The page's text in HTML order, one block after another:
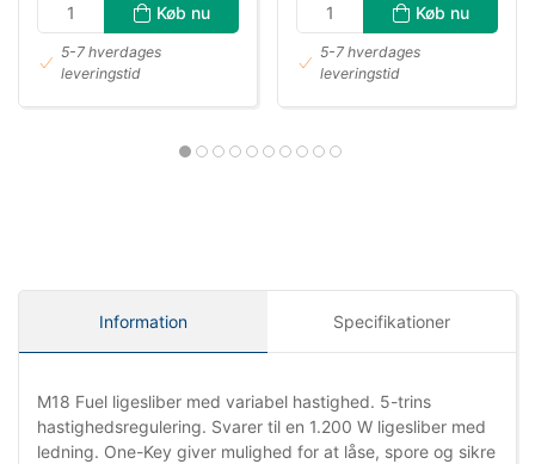
Køb nu
5-7 hverdages
leveringstid
Køb nu
5-7 hverdages
leveringstid
Information Specifikationer
M18 Fuel ligesliber med variabel hastighed. 5-trins
hastighedsregulering. Svarer til en 1.200 W ligesliber med
ledning. One-Key giver mulighed for at låse, spore og sikre